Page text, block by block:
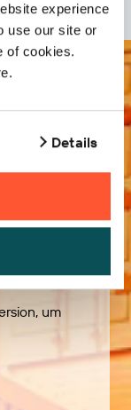
experience
use our site or
of cookies.
Details
um